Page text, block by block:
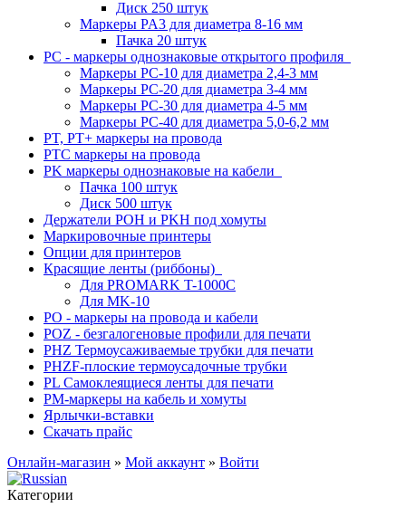
Диск 250 штук
Маркеры PA3 для диаметра 8-16 мм
Пачка 20 штук
PC - маркеры однознаковые открытого профиля
Маркеры PC-10 для диаметра 2,4-3 мм
Маркеры PC-20 для диаметра 3-4 мм
Маркеры PC-30 для диаметра 4-5 мм
Маркеры PC-40 для диаметра 5,0-6,2 мм
PT, PT+ маркеры на провода
PTC маркеры на провода
PK маркеры однознаковые на кабели
Пачка 100 штук
Диск 500 штук
Держатели POH и PKH под хомуты
Маркировочные принтеры
Опции для принтеров
Красящие ленты (риббоны)
Для PROMARK T-1000C
Для MK-10
PO - маркеры на провода и кабели
POZ - безгалогеновые профили для печати
PHZ Термоусаживаемые трубки для печати
PHZF-плоские термоусадочные трубки
PL Самоклеящиеся ленты для печати
PM-маркеры на кабель и хомуты
Ярлычки-вставки
Скачать прайс
Онлайн-магазин » Мой аккаунт » Войти
Категории